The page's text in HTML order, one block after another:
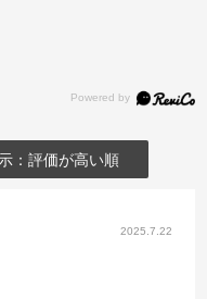
：評価が高い順
2025.7.22